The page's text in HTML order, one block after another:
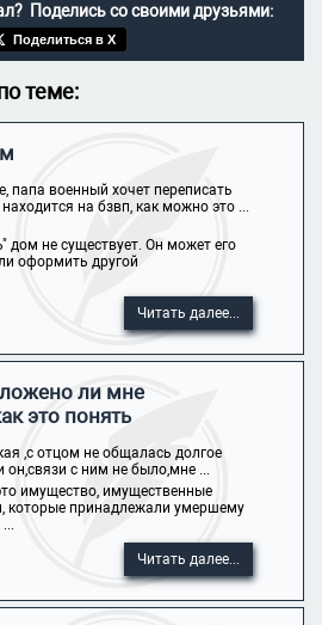
Поделись со своими друзьями:
Поделиться в X
теме:
папа военный хочет переписать
на бзвп, как можно это ...
дом не существует. Он может его
оформить другой
Читать далее...
ли мне
это понять
,с отцом не общалась долгое
с ним не было,мне ...
имущество, имущественные
которые принадлежали умершему
Читать далее...